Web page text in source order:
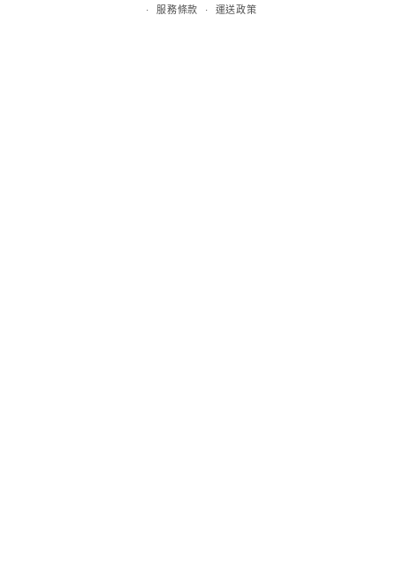
方
服務條款 運送政策